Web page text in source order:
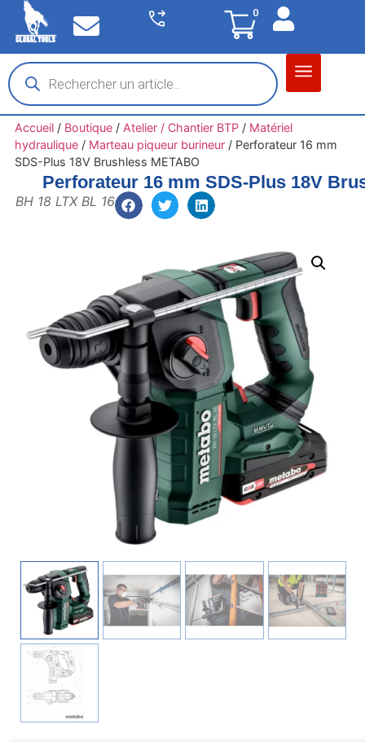
0
Accueil/ Boutique/ Atelier / Chantier BTP/ Matériel
hydraulique/ Marteau piqueur burineur/ Perforateur 16 mm
SDS-Plus 18V Brushless METABO
Perforateur 16 mm SDS-Plus 18V
BH 18 LTX BL 16